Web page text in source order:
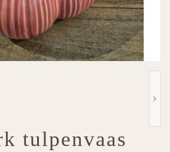
tulpenvaas